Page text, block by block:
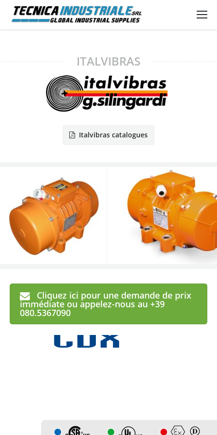
ITALVIBRAS
Italvibras catalogues
Cliquez ici pour une demande de prix
immédiate ou appelez-nous au +39
080.5367090CDX